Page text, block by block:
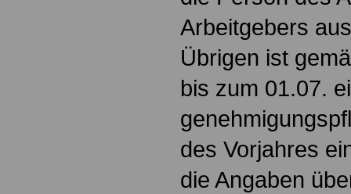
Arbeitgebers
Übrigen ist
bis zum 01.07.
des Vorjahres
die Angaben